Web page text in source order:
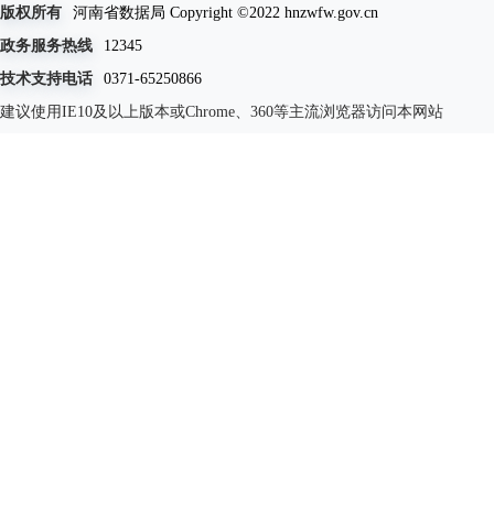
版权所有
河南省数据局 Copyright ©2022 hnzwfw.gov.cn
政务服务热线
12345
技术支持电话
0371-65250866
建议使用IE10及以上版本或Chrome、360等主流浏览器访问本网站